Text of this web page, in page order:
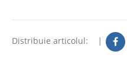
Distribuie articolul: |